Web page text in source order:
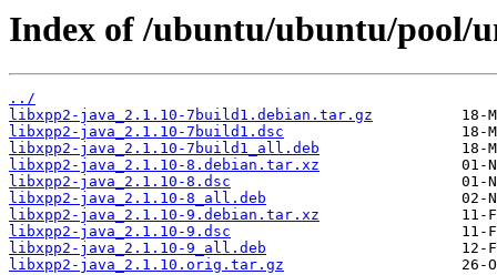
Index of /ubuntu/ubuntu/pool/
../
libxpp2-java_2.1.10-7build1.debian.tar.gz
libxpp2-java_2.1.10-7build1.dsc
libxpp2-java_2.1.10-7build1_all.deb
libxpp2-java_2.1.10-8.debian.tar.xz
libxpp2-java_2.1.10-8.dsc
libxpp2-java_2.1.10-8_all.deb
libxpp2-java_2.1.10-9.debian.tar.xz
libxpp2-java_2.1.10-9.dsc
libxpp2-java_2.1.10-9_all.deb
libxpp2-java_2.1.10.orig.tar.gz